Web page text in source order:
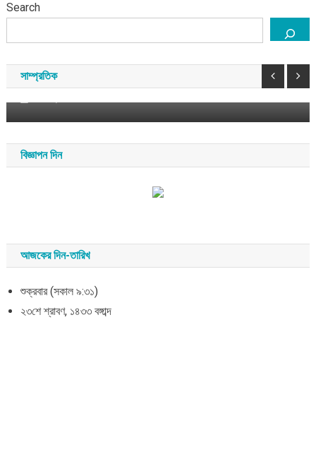
Search
সাম্প্রতিক
শেখ হাসিনাকে নিয়ে কি দিল্লির অস্বস্তি বেড়েছে?
বিজ্ঞাপন দিন
আজকের দিন-তারিখ
শুক্রবার (সকাল ৯:৩১)
২৩শে শ্রাবণ, ১৪৩৩ বঙ্গাব্দ